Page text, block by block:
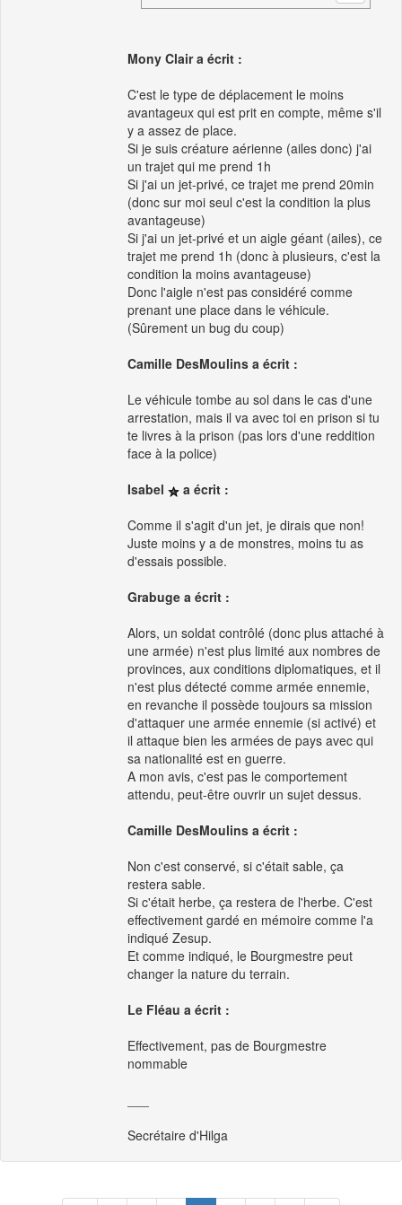
Mony Clair a écrit :
C'est le type de déplacement le moins
avantageux qui est prit en compte, même s'il
y a assez de place.
Si je suis créature aérienne (ailes donc) j'ai
un trajet qui me prend 1h
Si j'ai un jet-privé, ce trajet me prend 20min
(donc sur moi seul c'est la condition la plus
avantageuse)
Si j'ai un jet-privé et un aigle géant (ailes), ce
trajet me prend 1h (donc à plusieurs, c'est la
condition la moins avantageuse)
Donc l'aigle n'est pas considéré comme
prenant une place dans le véhicule.
(Sûrement un bug du coup)
Camille DesMoulins a écrit :
Le véhicule tombe au sol dans le cas d'une
arrestation, mais il va avec toi en prison si tu
te livres à la prison (pas lors d'une reddition
face à la police)
Isabel
a écrit :
Comme il s'agit d'un jet, je dirais que non!
Juste moins y a de monstres, moins tu as
d'essais possible.
Grabuge a écrit :
Alors, un soldat contrôlé (donc plus attaché à
une armée) n'est plus limité aux nombres de
provinces, aux conditions diplomatiques, et il
n'est plus détecté comme armée ennemie,
en revanche il possède toujours sa mission
d'attaquer une armée ennemie (si activé) et
il attaque bien les armées de pays avec qui
sa nationalité est en guerre.
A mon avis, c'est pas le comportement
attendu, peut-être ouvrir un sujet dessus.
Camille DesMoulins a écrit :
Non c'est conservé, si c'était sable, ça
restera sable.
Si c'était herbe, ça restera de l'herbe. C'est
effectivement gardé en mémoire comme l'a
indiqué Zesup.
Et comme indiqué, le Bourgmestre peut
changer la nature du terrain.
Le Fléau a écrit :
Effectivement, pas de Bourgmestre
nommable
Secrétaire d'Hilga